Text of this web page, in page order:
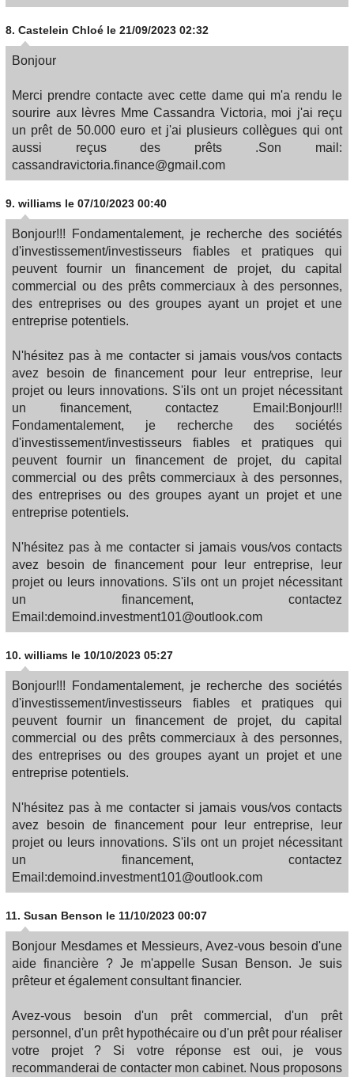
8. Castelein Chloé le 21/09/2023 02:32
Bonjour
Merci prendre contacte avec cette dame qui m'a rendu le
sourire aux lèvres Mme Cassandra Victoria, moi j'ai reçu
un prêt de 50.000 euro et j'ai plusieurs collègues qui ont
aussi reçus des prêts .Son mail:
cassandravictoria.finance@gmail.com
9. williams le 07/10/2023 00:40
Bonjour!!! Fondamentalement, je recherche des sociétés
d'investissement/investisseurs fiables et pratiques qui
peuvent fournir un financement de projet, du capital
commercial ou des prêts commerciaux à des personnes,
des entreprises ou des groupes ayant un projet et une
entreprise potentiels.
N'hésitez pas à me contacter si jamais vous/vos contacts
avez besoin de financement pour leur entreprise, leur
projet ou leurs innovations. S'ils ont un projet nécessitant
un financement, contactez Email:Bonjour!!!
Fondamentalement, je recherche des sociétés
d'investissement/investisseurs fiables et pratiques qui
peuvent fournir un financement de projet, du capital
commercial ou des prêts commerciaux à des personnes,
des entreprises ou des groupes ayant un projet et une
entreprise potentiels.
N'hésitez pas à me contacter si jamais vous/vos contacts
avez besoin de financement pour leur entreprise, leur
projet ou leurs innovations. S'ils ont un projet nécessitant
un financement, contactez
Email:demoind.investment101@outlook.com
10. williams le 10/10/2023 05:27
Bonjour!!! Fondamentalement, je recherche des sociétés
d'investissement/investisseurs fiables et pratiques qui
peuvent fournir un financement de projet, du capital
commercial ou des prêts commerciaux à des personnes,
des entreprises ou des groupes ayant un projet et une
entreprise potentiels.
N'hésitez pas à me contacter si jamais vous/vos contacts
avez besoin de financement pour leur entreprise, leur
projet ou leurs innovations. S'ils ont un projet nécessitant
un financement, contactez
Email:demoind.investment101@outlook.com
11. Susan Benson le 11/10/2023 00:07
Bonjour Mesdames et Messieurs, Avez-vous besoin d'une
aide financière ? Je m'appelle Susan Benson. Je suis
prêteur et également consultant financier.
Avez-vous besoin d'un prêt commercial, d'un prêt
personnel, d'un prêt hypothécaire ou d'un prêt pour réaliser
votre projet ? Si votre réponse est oui, je vous
recommanderai de contacter mon cabinet. Nous proposons